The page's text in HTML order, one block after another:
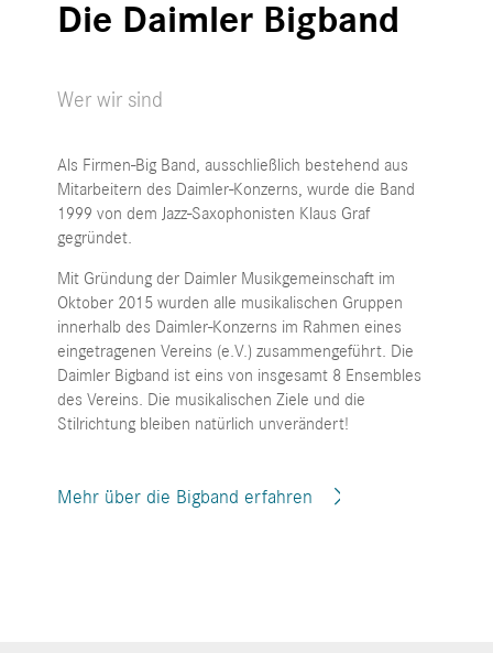
Die Daimler Bigband
Wer wir sind
Als Firmen-Big Band, ausschließlich bestehend aus
Mitarbeitern des Daimler-Konzerns, wurde die Band
1999 von dem Jazz-Saxophonisten Klaus Graf
gegründet.
Mit Gründung der Daimler Musikgemeinschaft im
Oktober 2015 wurden alle musikalischen Gruppen
innerhalb des Daimler-Konzerns im Rahmen eines
eingetragenen Vereins (e.V.) zusammengeführt. Die
Daimler Bigband ist eins von insgesamt 8 Ensembles
des Vereins. Die musikalischen Ziele und die
Stilrichtung bleiben natürlich unverändert!
Mehr über die Bigband erfahren